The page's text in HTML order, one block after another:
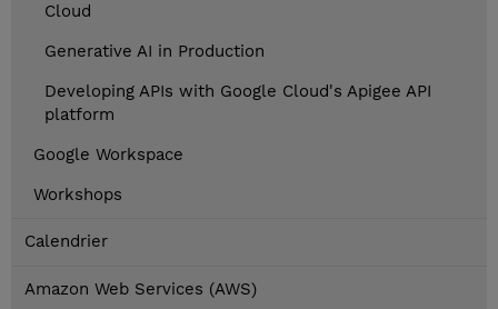
Cloud
Generative AI in Production
Developing APIs with Google Cloud's Apigee API
platform
Google Workspace
Workshops
Calendrier
Amazon Web Services (AWS)